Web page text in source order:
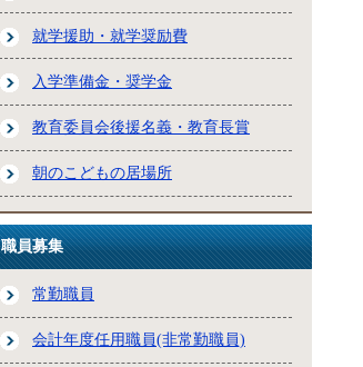
就学援助・就学奨励費
入学準備金・奨学金
教育委員会後援名義・教育長賞
朝のこどもの居場所
職員募集
常勤職員
会計年度任用職員(非常勤職員)